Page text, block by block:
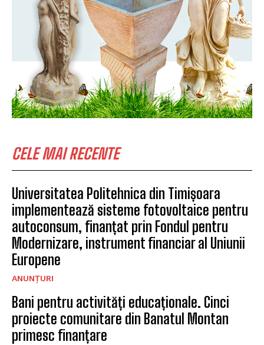
CELE MAI RECENTE
Universitatea Politehnica din Timișoara
implementează sisteme fotovoltaice pentru
autoconsum, finanțat prin Fondul pentru
Modernizare, instrument financiar al Uniunii
Europene
ANUNȚURI
Bani pentru activități educaționale. Cinci
proiecte comunitare din Banatul Montan
primesc finanțare